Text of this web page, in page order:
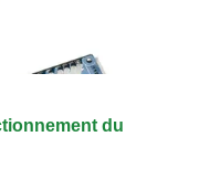
du